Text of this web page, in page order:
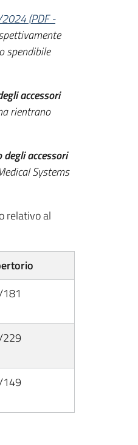
(PDF-
spendibile
accessori
rientrano
accessori
Systems
relativo al
229
149